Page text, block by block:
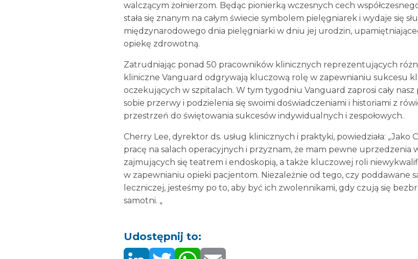
walczącym żołnierzom. Będąc pionierką wczesnych cech
stała się znanym na całym świecie symbolem pielęgniarek i wydaje się
międzynarodowego dnia pielęgniarki w dniu jej urodzin,
opiekę zdrowotną.
Zatrudniając ponad 50 pracowników klinicznych reprezentujących
kliniczne Vanguard odgrywają kluczową rolę w zapewnianiu sukcesu
oczekujących w szpitalach. W tym tygodniu Vanguard zaprosi cały
sobie przerwy i podzielenia się swoimi doświadczeniami i historiami z
przestrzeń do świętowania sukcesów indywidualnych i zespołowych.
Cherry Lee, dyrektor ds. usług klinicznych i praktyki, powiedziała: „Jako
pracę na salach operacyjnych i przyznam, że mam pewne uprzedzenia
zajmujących się teatrem i endoskopią, a także kluczowej roli
w zapewnianiu opieki pacjentom. Niezależnie od tego, czy poddawane
leczniczej, jesteśmy po to, aby być ich zwolennikami, gdy czują się
samotni. „
Udostępnij to: